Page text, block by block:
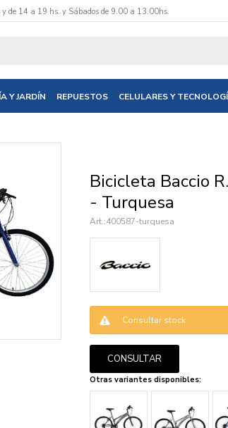
Y JARDÍN REPUESTOS CELULARES Y
de 14 a 19 hs. y Sábados de 9.00 a 13.00hs.
Bicicleta Baccio
- Turquesa
400587-turquesa
Consultar stock
CONSULTAR
Otras variantes disponibles:
y te informaremos cuando tengamos stock
ENVIAR